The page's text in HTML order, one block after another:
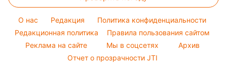
Настя Каменских
Виталий Козловский
Потап
София Ротару
Новости Тернополя
Новости Житомира
Новости Одессы
Новости Харькова
Красивый маникюр
Легкие десерты
Напитки
Праздничное меню
Оптические иллюзии
Народные приметы
Все о шоу-бизнесе
O нас Редакция
Политика конфиденциальности
Редакционная политика
Правила пользования сайтом
Реклама на сайте
Мы в соцсетях
Архив
Отчет о прозрачности JTI